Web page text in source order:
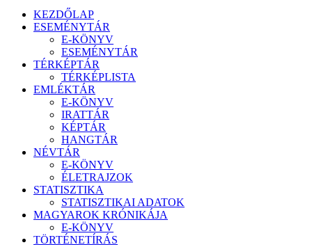
KEZDŐLAP
ESEMÉNYTÁR
E-KÖNYV
ESEMÉNYTÁR
TÉRKÉPTÁR
TÉRKÉPLISTA
EMLÉKTÁR
E-KÖNYV
IRATTÁR
KÉPTÁR
HANGTÁR
NÉVTÁR
E-KÖNYV
ÉLETRAJZOK
STATISZTIKA
STATISZTIKAI ADATOK
MAGYAROK KRÓNIKÁJA
E-KÖNYV
TÖRTÉNETÍRÁS